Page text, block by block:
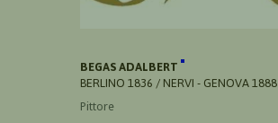
BEGAS ADALBERT
BERLINO 1836 / NERVI - GENOVA 1888
Pittore